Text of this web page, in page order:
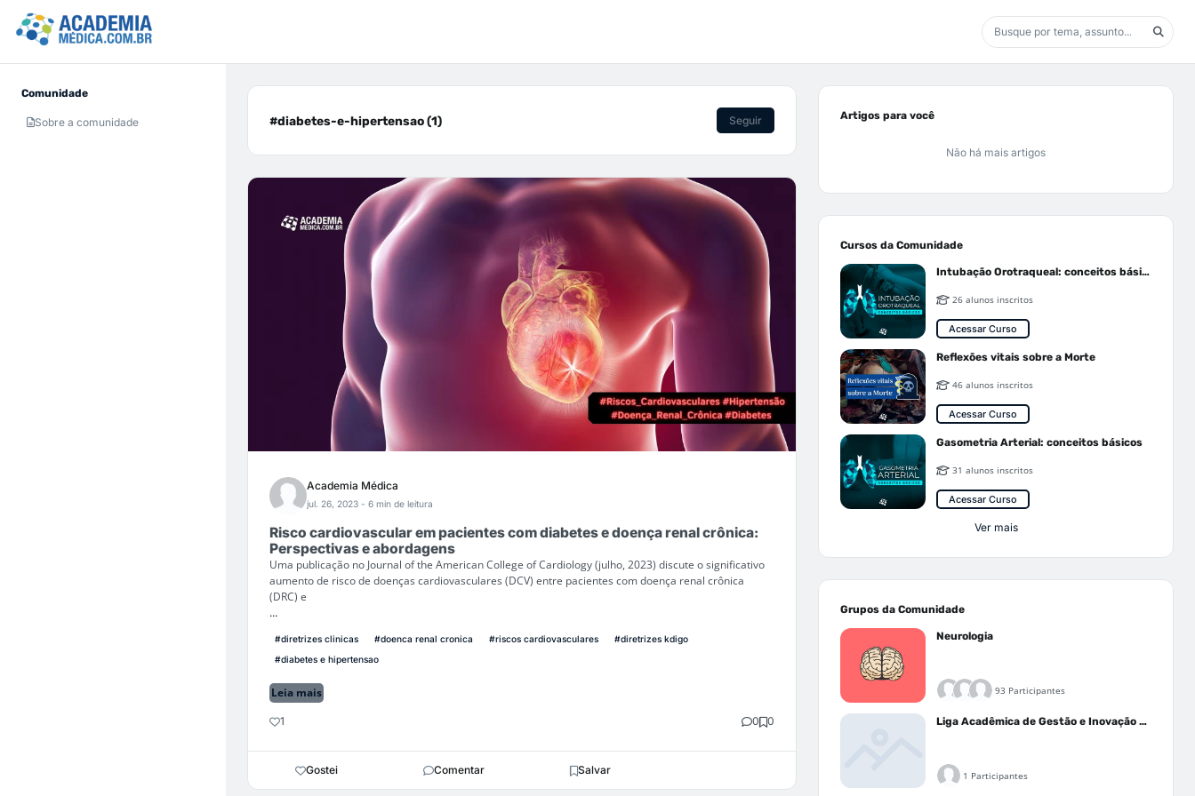
Comunidade
Sobre a comunidade #diabetes-e-hipertensao (1) Seguir
Academia Médica
jul. 26, 2023 - 6 min de leitura
Risco cardiovascular em pacientes com diabetes e doença renal crônica:
Perspectivas e abordagens
Uma publicação no Journal of the American College of Cardiology (julho, 2023) discute o significativo
aumento de risco de doenças cardiovasculares (DCV) entre pacientes com doença renal crônica
(DRC) e
...
#diretrizes clinicas #doenca renal cronica #riscos cardiovasculares
#diretrizes kdigo
#diabetes e hipertensao
Leia mais
1 0 0
Gostei Comentar Salvar
Artigos para você
Não há mais artigos
Cursos da Comunidade
Intubação Orotraqueal: conceitos básicos
26 alunos inscritos
Acessar Curso
Reflexões vitais sobre a Morte
46 alunos inscritos
Acessar Curso
Gasometria Arterial: conceitos básicos
31 alunos inscritos
Acessar Curso
Ver mais
Grupos da Comunidade
Neurologia
93 Participantes
Liga Acadêmica de Gestão e Inovação Médica - LAGIM
1 Participantes